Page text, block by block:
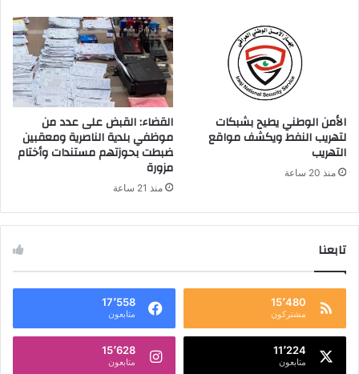
الأمن الوطني يطيح بشبكات
لتهريب النفط ويكشف مواقع
التهريب
منذ 20 ساعة
القضاء: القبض على عدد من
موظفي بلدية الناصرية ومعقبين
ضبطت بحوزتهم مستندات وأختام
مزورة
منذ 21 ساعة
تابعنا
15٬480
مشتركون
17٬558
متابعون
11٬224
متابعون
15٬628
متابعون